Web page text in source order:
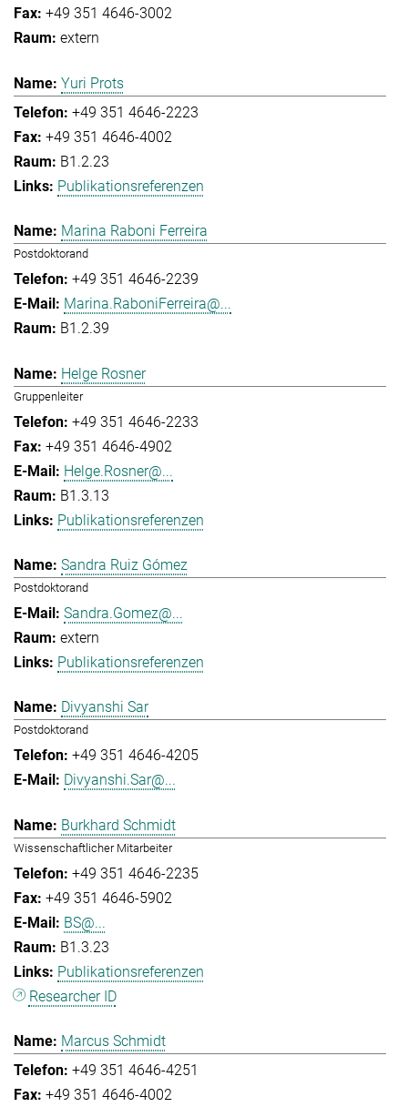
+49 351 4646-3002
extern
Yuri Prots
+49 351 4646-2223
+49 351 4646-4002
B1.2.23
Publikationsreferenzen
Marina Raboni Ferreira
Postdoktorand
+49 351 4646-2239
Marina.RaboniFerreira@...
B1.2.39
Helge Rosner
Gruppenleiter
+49 351 4646-2233
+49 351 4646-4902
Helge.Rosner@...
B1.3.13
Publikationsreferenzen
Sandra Ruiz Gómez
Postdoktorand
Sandra.Gomez@...
extern
Publikationsreferenzen
Divyanshi Sar
Postdoktorand
+49 351 4646-4205
Divyanshi.Sar@...
Burkhard Schmidt
Wissenschaftlicher Mitarbeiter
+49 351 4646-2235
+49 351 4646-5902
BS@...
B1.3.23
Publikationsreferenzen
Researcher ID
Marcus Schmidt
+49 351 4646-4251
+49 351 4646-4002